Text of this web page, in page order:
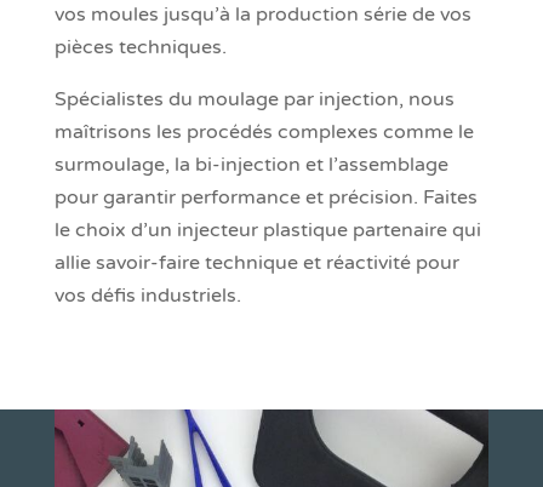
vos moules jusqu’à la production série de vos
pièces techniques.
Spécialistes du moulage par injection, nous
maîtrisons les procédés complexes comme le
surmoulage, la bi-injection et l’assemblage
pour garantir performance et précision. Faites
le choix d’un injecteur plastique partenaire qui
allie savoir-faire technique et réactivité pour
vos défis industriels.